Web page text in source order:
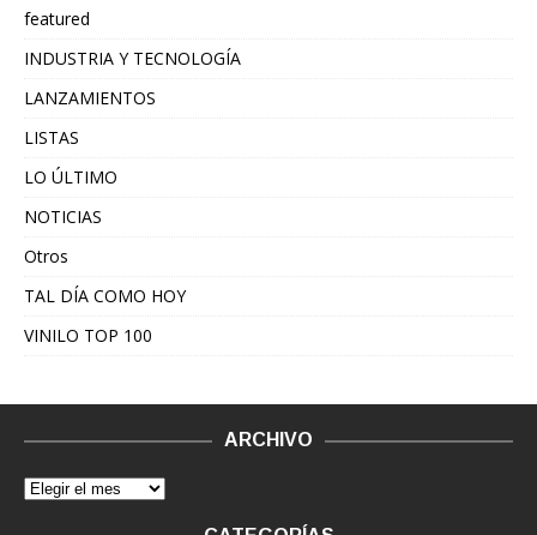
featured
INDUSTRIA Y TECNOLOGÍA
LANZAMIENTOS
LISTAS
LO ÚLTIMO
NOTICIAS
Otros
TAL DÍA COMO HOY
VINILO TOP 100
ARCHIVO